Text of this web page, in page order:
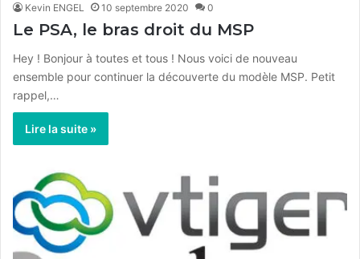
Kevin ENGEL 10 septembre 2020 0
Le PSA, le bras droit du MSP
Hey ! Bonjour à toutes et tous ! Nous voici de nouveau
ensemble pour continuer la découverte du modèle MSP. Petit
rappel,…
Lire la suite »